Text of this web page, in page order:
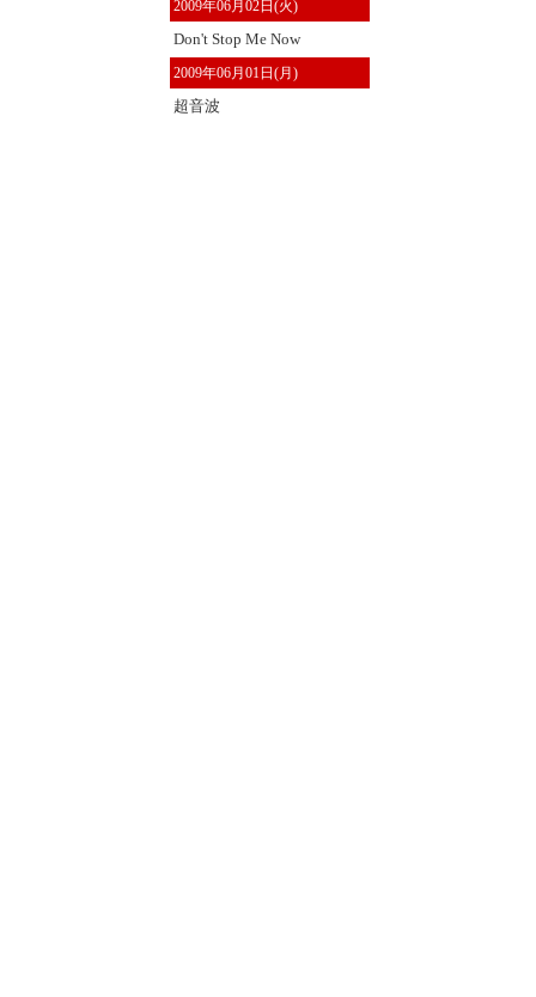
2009年06月02日(火)
Don't Stop Me Now
2009年06月01日(月)
超音波